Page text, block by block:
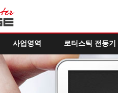
사업영역 로터스틱 전동기